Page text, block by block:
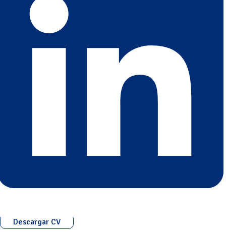
Descargar CV